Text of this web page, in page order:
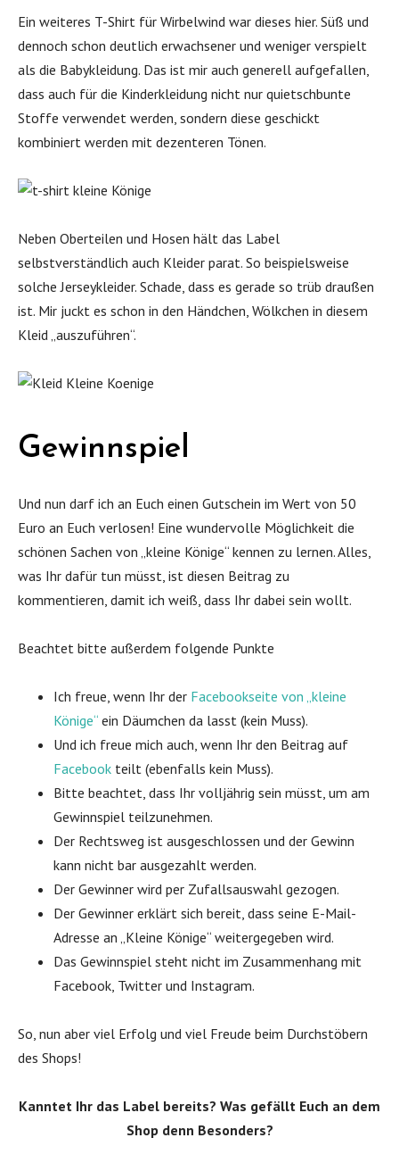
Ein weiteres T-Shirt für Wirbelwind war dieses hier. Süß und
dennoch schon deutlich erwachsener und weniger verspielt
als die Babykleidung. Das ist mir auch generell aufgefallen,
dass auch für die Kinderkleidung nicht nur quietschbunte
Stoffe verwendet werden, sondern diese geschickt
kombiniert werden mit dezenteren Tönen.
Neben Oberteilen und Hosen hält das Label
selbstverständlich auch Kleider parat. So beispielsweise
solche Jerseykleider. Schade, dass es gerade so trüb draußen
ist. Mir juckt es schon in den Händchen, Wölkchen in diesem
Kleid „auszuführen“.
Gewinnspiel
Und nun darf ich an Euch einen Gutschein im Wert von 50
Euro an Euch verlosen! Eine wundervolle Möglichkeit die
schönen Sachen von „kleine Könige“ kennen zu lernen. Alles,
was Ihr dafür tun müsst, ist diesen Beitrag zu
kommentieren, damit ich weiß, dass Ihr dabei sein wollt.
Beachtet bitte außerdem folgende Punkte
Ich freue, wenn Ihr der Facebookseite von „kleine
Könige“ ein Däumchen da lasst (kein Muss).
Und ich freue mich auch, wenn Ihr den Beitrag auf
Facebook teilt (ebenfalls kein Muss).
Bitte beachtet, dass Ihr volljährig sein müsst, um am
Gewinnspiel teilzunehmen.
Der Rechtsweg ist ausgeschlossen und der Gewinn
kann nicht bar ausgezahlt werden.
Der Gewinner wird per Zufallsauswahl gezogen.
Der Gewinner erklärt sich bereit, dass seine E-Mail-
Adresse an „Kleine Könige“ weitergegeben wird.
Das Gewinnspiel steht nicht im Zusammenhang mit
Facebook, Twitter und Instagram.
So, nun aber viel Erfolg und viel Freude beim Durchstöbern
des Shops!
Kanntet Ihr das Label bereits? Was gefällt Euch an dem
Shop denn Besonders?